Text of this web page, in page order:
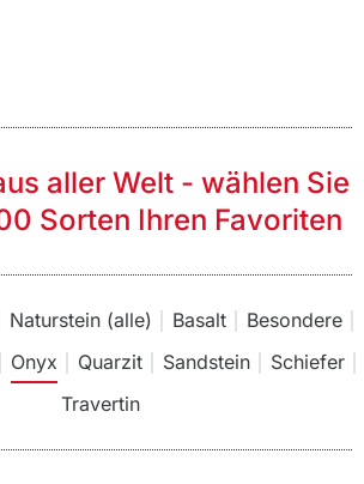
aller Welt - wählen Sie
Sorten Ihren Favoriten
Naturstein (alle) Basalt
Besondere
Onyx Quarzit Sandstein
Schiefer
Travertin